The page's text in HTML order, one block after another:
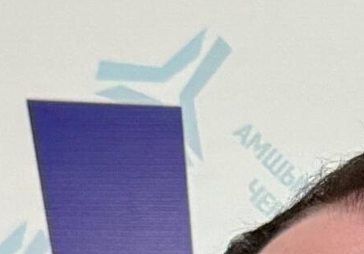
Активисты ООПН «Безопасная столица» приняли участие в
охране общественного порядка в г. Москве.
Криминал
21 февраля 2025
ДОМОФОННЫЙ ТРОЯН: Мошенники взламывают
Госуслуги через домофон